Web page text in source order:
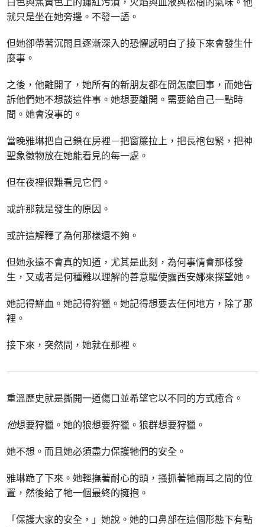
就只是坐在她旁邊。不發一語。
但她卻帶著沉悶且逐漸深入的恐懼感明白了接下來會發生什
麼事。
之後，他離開了，她所有的新朋友都在問怎麼回事，而她告
訴他們她不想談這件事。她想要離開。需要給自己一點時
間。她會沒事的。
當晚雅琳把自己鎖在房裡－把窗簾拉上，把長袍包緊，把神
聖象徵物放在她能看見的每一處。
但在夜裡很難看見它們。
或許那就是發生的原因。
或許這解釋了為何那樣還不夠。
但她永遠不會真的知道，尤其是此刻，為何事情會那樣發
生，又或者是何種難以理解的善意驅使露西安娜來探望她。
她記得鮮血。她記得狩獵。她記得想要去任何地方，除了那
裡。
接下來，突然間，她就在那裡。
重溫歷史就是撕開一道傷口並希望它以不同的方式癒合。
他想要狩獵。她的狼想要狩獵。狼群想要狩獵。
她不想。而且她必須盡力保護牠們的安全。
雅琳跪了下來。她輕撫著耐心的頭，搔抓著牠兩耳之間的位
置，然後給了牠一個最終的擁抱。
「保護大家的安全，」她說。她的口鼻部在這個形態下有點